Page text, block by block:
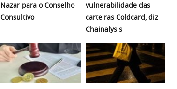
Nazar para o Conselho
Consultivo
vulnerabilidade das
carteiras Coldcard, diz
Chainalysis